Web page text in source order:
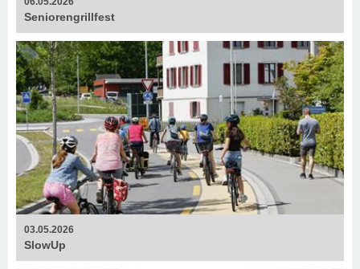
Senioren­grillfest
03.05.2026
SlowUp